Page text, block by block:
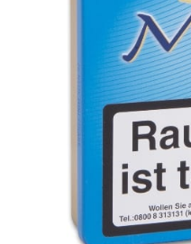
Оформление заказа